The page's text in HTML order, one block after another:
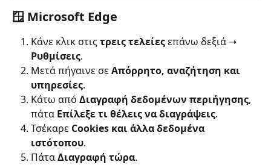
🪟 Microsoft Edge
Κάνε κλικ στις τρεις τελείες επάνω δεξιά ➝
Ρυθμίσεις.
Μετά πήγαινε σε Απόρρητο, αναζήτηση και
υπηρεσίες.
Κάτω από Διαγραφή δεδομένων περιήγησης,
πάτα Επίλεξε τι θέλεις να διαγράψεις.
Τσέκαρε Cookies και άλλα δεδομένα
ιστότοπου.
Πάτα Διαγραφή τώρα.